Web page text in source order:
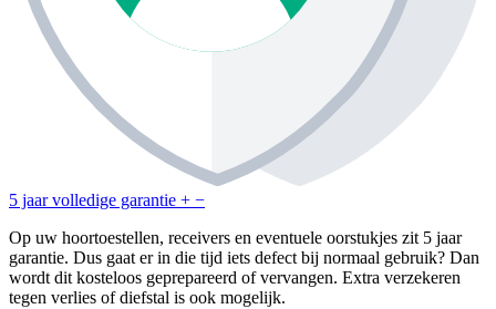
5 jaar volledige garantie + −
Op uw hoortoestellen, receivers en eventuele oorstukjes zit 5 jaar
garantie. Dus gaat er in die tijd iets defect bij normaal gebruik? Dan
wordt dit kosteloos geprepareerd of vervangen. Extra verzekeren
tegen verlies of diefstal is ook mogelijk.